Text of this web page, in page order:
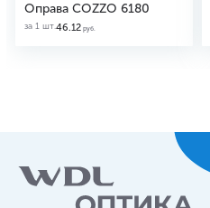
Оправа COZZO 6180
за 1 шт.46.12 руб.